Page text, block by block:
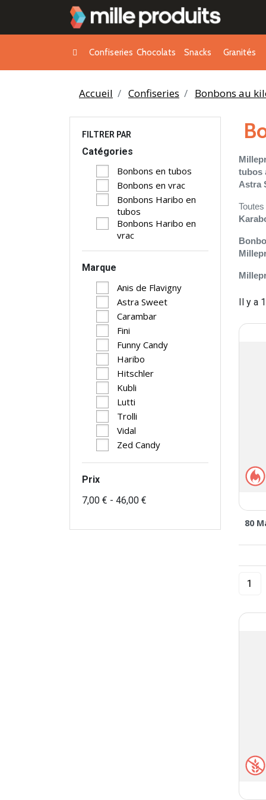
Confiseries Chocolats Snacks Granités
Accueil Confiseries Bonbons au
FILTRER PAR
Catégories
Bonbons en tubos
Bonbons en vrac
Bonbons Haribo en
tubos
Bonbons Haribo en
vrac
Marque
Anis de Flavigny
Astra Sweet
Carambar
Fini
Funny Candy
Haribo
Hitschler
Kubli
Lutti
Trolli
Vidal
Zed Candy
Prix
7,00 € - 46,00 €
tubos
Astra
Il y a
80